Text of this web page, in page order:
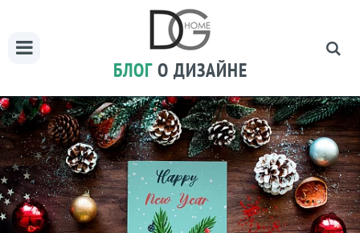
БЛОГ О ДИЗАЙНЕ